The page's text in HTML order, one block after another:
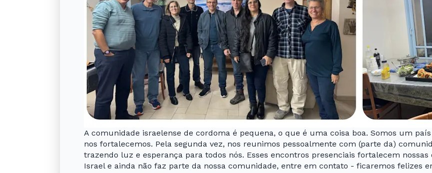
A comunidade israelense de cordoma é pequena, o que é uma coisa boa. Somos um
nos fortalecemos. Pela segunda vez, nos reunimos pessoalmente com (parte da)
trazendo luz e esperança para todos nós. Esses encontros presenciais fortalecem nossas
Israel e ainda não faz parte da nossa comunidade, entre em contato - ficaremos felizes